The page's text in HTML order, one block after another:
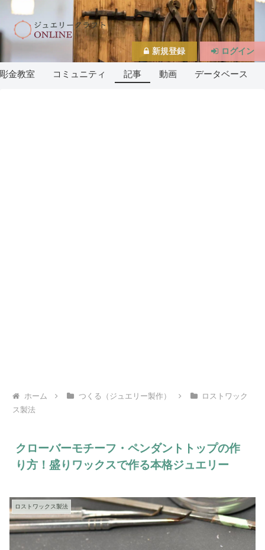
金教室 コミュニティ 記事 動画 データベース
ホーム つくる（ジュエリー製作）
ロストワック
ス製法
クローバーモチーフ・ペンダントトップの作
り方！盛りワックスで作る本格ジュエリー
ロストワックス製法
新規登録 ログイン